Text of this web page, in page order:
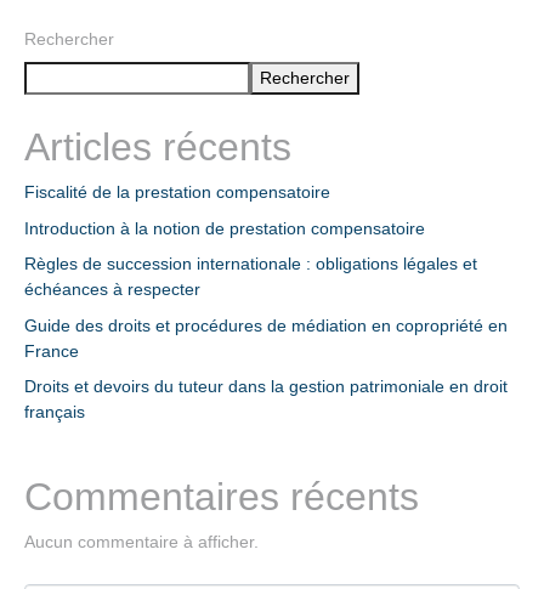
Rechercher
Rechercher
Articles récents
Fiscalité de la prestation compensatoire
Introduction à la notion de prestation compensatoire
Règles de succession internationale : obligations légales et
échéances à respecter
Guide des droits et procédures de médiation en copropriété en
France
Droits et devoirs du tuteur dans la gestion patrimoniale en droit
français
Commentaires récents
Aucun commentaire à afficher.